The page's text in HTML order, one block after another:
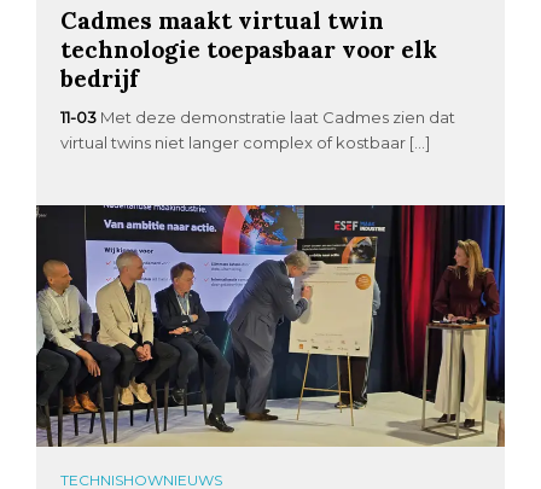
Cadmes maakt virtual twin
technologie toepasbaar voor elk
bedrijf
11-03 Met deze demonstratie laat Cadmes zien dat
virtual twins niet langer complex of kostbaar […]
TECHNISHOWNIEUWS